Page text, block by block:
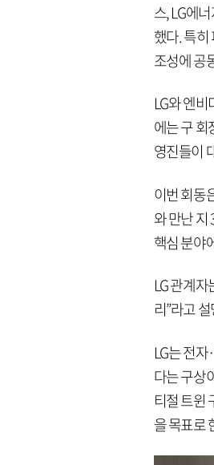
스, LG에
했다. 특
조성에 공
LG와 엔
에는 구 회
영진들이
이번 회동
와 만난 지
핵심 분야
LG 관계
리”라고
LG는 전
다는 구상
티절 트윈
을 목표로